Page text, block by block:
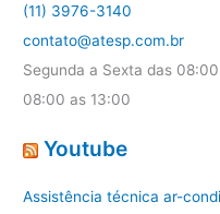
(11) 3976-3140
contato@atesp.com.br
Segunda a Sexta das
08:00 as 13:00
Youtube
Assistência técnica ar-